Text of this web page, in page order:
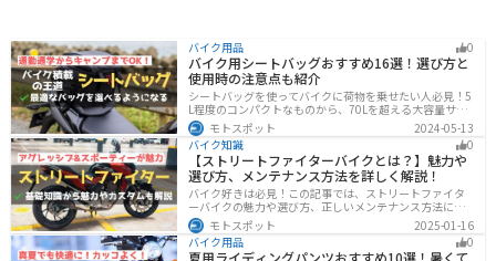
バイク用品 0
バイク用シートバッグおすすめ16選！選び方と
使用時の注意点も紹介
シートバッグを使ってバイクに荷物を乗せたい人必見！5
L程度のコンパクトなものから、70Lを超える大容量サイ
ズまでシートバッグは種類が豊富です。用途に合わせて
選べば今よりもっと快適に荷物を運ぶことができます。
この記事でバッグの種類や選び方、オススメ商品を紹介
します。
モトスポット
2024-05-13
バイク知識
0
【ストリートファイターバイクとは？】魅力や
選び方、メンテナンス方法を詳しく解説！
バイク好きは必見！この記事では、ストリートファイタ
ーバイクの魅力や選び方、正しいメンテナンス方法につ
いて解説しています。実はストリートファイターバイク
は、個性的なデザインと高い走行性能が魅力です。この
記事を読めば、ストリートファイターバイクの魅力がわ
モトスポット
2025-01-16
バイク用品
0
夏用ライディングパンツおすすめ10選！暑くて